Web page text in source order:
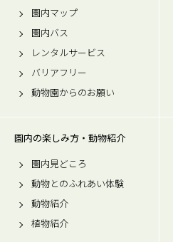
園内マップ
園内バス
レンタルサービス
バリアフリー
動物園からのお願い
園内の楽しみ方・動物紹介
園内見どころ
動物とのふれあい体験
動物紹介
植物紹介